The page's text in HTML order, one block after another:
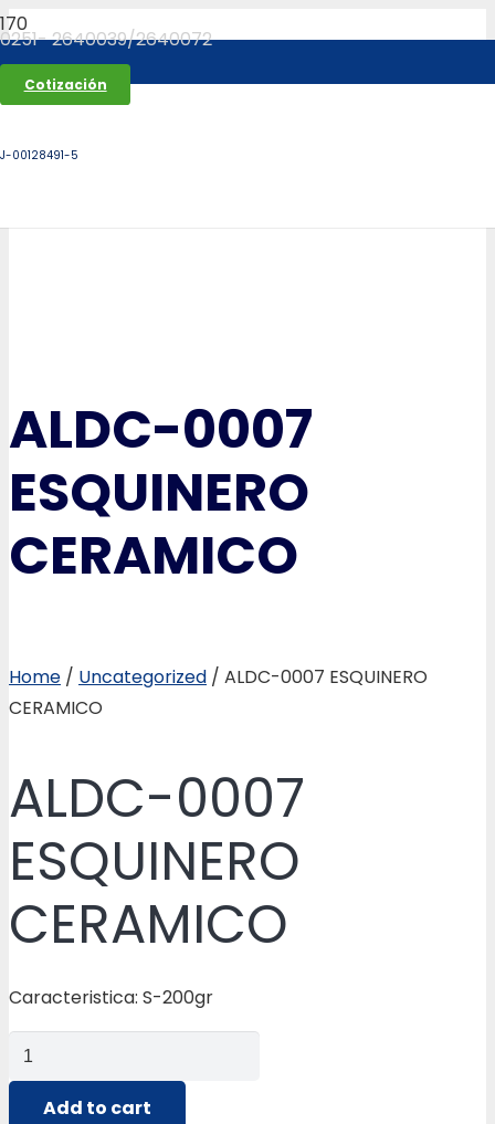
0251- 2640039/2640072
Cotización
J-00128491-5
ALDC-0007
ESQUINERO
CERAMICO
Home / Uncategorized / ALDC-0007 ESQUINERO
CERAMICO
ALDC-0007
ESQUINERO
CERAMICO
Caracteristica: S-200gr
ALDC-
0007
ESQUINERO
Add to cart